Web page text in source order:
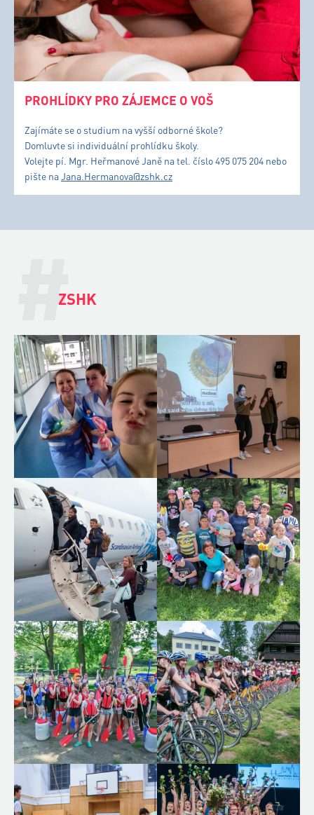
PROHLÍDKY PRO ZÁJEMCE O VOŠ
Zajímáte se o studium na vyšší odborné škole?
Domluvte si individuální prohlídku školy.
Volejte pí. Mgr. Heřmanové Janě na tel. číslo 495 075 204 nebo
pište naJana.Hermanova@zshk.cz
#
ZSHK